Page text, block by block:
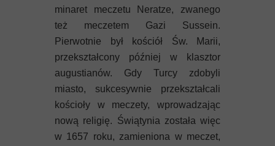
minaret meczetu Neratze, zwanego
też meczetem Gazi Sussein.
Pierwotnie był kościół Św. Marii,
przekształcony później w klasztor
augustianów. Gdy Turcy zdobyli
miasto, sukcesywnie przekształcali
kościoły w meczety, wprowadzając
nową religię. Świątynia została więc
w 1657 roku, zamieniona w meczet,